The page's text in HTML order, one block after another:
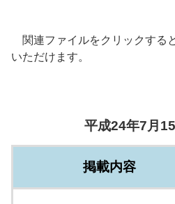
関連ファイルをクリックする
いただけます。
平成24年7月
掲載内容